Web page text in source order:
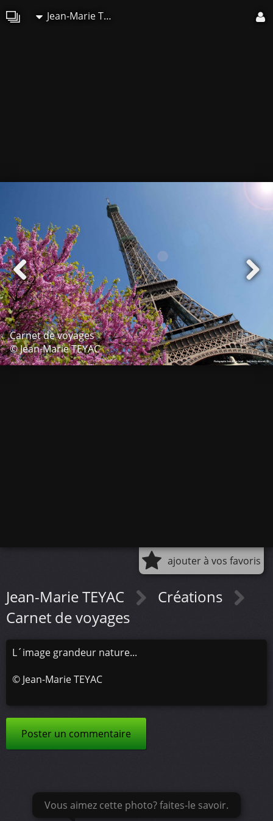
Jean-Marie TEYAC
Carnet de voyages
© Jean-Marie TEYAC
ajouter à vos favoris
Jean-Marie TEYAC
Créations
Carnet de voyages
L´image grandeur nature...
© Jean-Marie TEYAC
Poster un commentaire
Vous aimez cette photo? faites-le savoir.